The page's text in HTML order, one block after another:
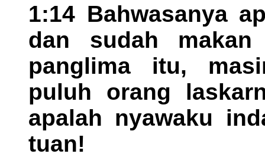
1:14 Bahwasanya
dan sudah
panglima itu,
puluh orang
apalah nyawaku
tuan!